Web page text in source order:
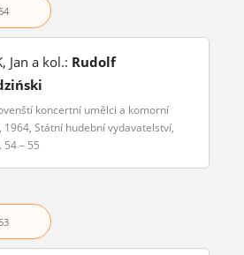
Jan a kol.: Rudolf
koncertní umělci a komorní
1964, Státní hudební vydavatelství,
54 – 55